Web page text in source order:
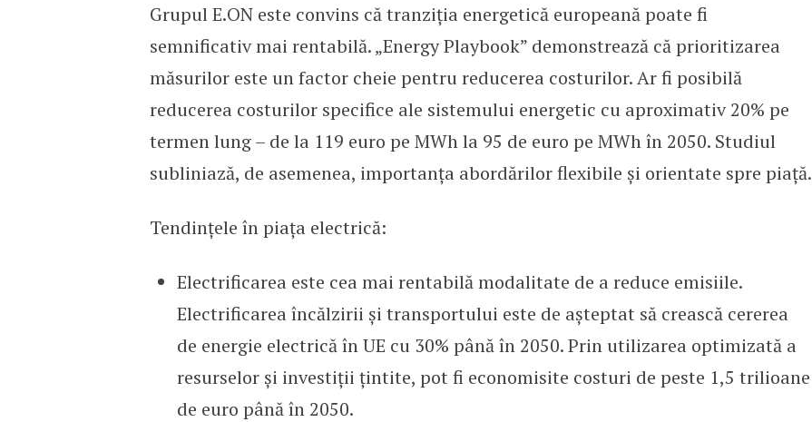
Grupul E.ON este convins că tranziția energetică europeană poate fi
semnificativ mai rentabilă. „Energy Playbook” demonstrează că prioritizarea
măsurilor este un factor cheie pentru reducerea costurilor. Ar fi posibilă
reducerea costurilor specifice ale sistemului energetic cu aproximativ 20% pe
termen lung – de la 119 euro pe MWh la 95 de euro pe MWh în 2050. Studiul
subliniază, de asemenea, importanța abordărilor flexibile și orientate spre piață.
Tendințele în piața electrică:
Electrificarea este cea mai rentabilă modalitate de a reduce emisiile.
Electrificarea încălzirii și transportului este de așteptat să crească cererea
de energie electrică în UE cu 30% până în 2050. Prin utilizarea optimizată a
resurselor și investiții țintite, pot fi economisite costuri de peste 1,5 trilioane
de euro până în 2050.